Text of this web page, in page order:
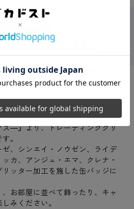
６―エイティシックス―
―』より、トレーディンググリ
。
、シンエイ・ノウゼン、ライデ
カ、アンジュ・エマ、クレナ・
ッター加工を施した缶バッジに
お部屋に並べて飾ったり、キャ
みください。